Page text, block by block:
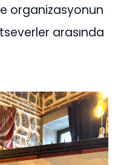
organizasyonun
arasında